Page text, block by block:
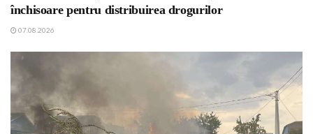
închisoare pentru distribuirea drogurilor
07.08.2026